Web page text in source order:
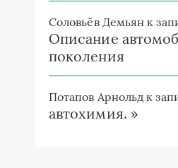
Соловьёв Демьян к
Описание
поколения
Потапов Арнольд к
автохимия. »